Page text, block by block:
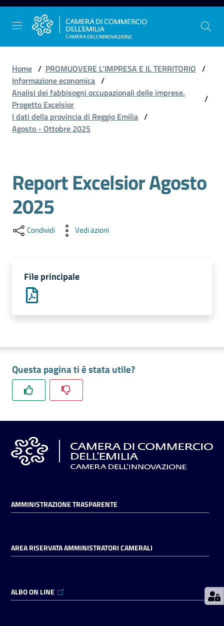
Vai al contenuto
Vai alla navigazione
Vai al footer
La
Camera
dell'Emilia
l'impresa
Promuovere
l'impresa
Tutelare
l'Impresa
L'impresa
digitale
Home / PROMUOVERE L'IMPRESA E IL TERRITORIO /
Informazione economica /
Analisi dei fabbisogni occupazionali delle imprese.
Progetto Excelsior
/
I dati della provincia di Reggio Emilia /
Agosto - Ottobre 2025
Report Excelsior Agosto
2025
Condividi Vedi azioni
File principale
Questa pagina ti è stata utile?
AMMINISTRAZIONE TRASPARENTE
AREA RISERVATA AMMINISTRATORI CAMERALI
ALBO ON LINE